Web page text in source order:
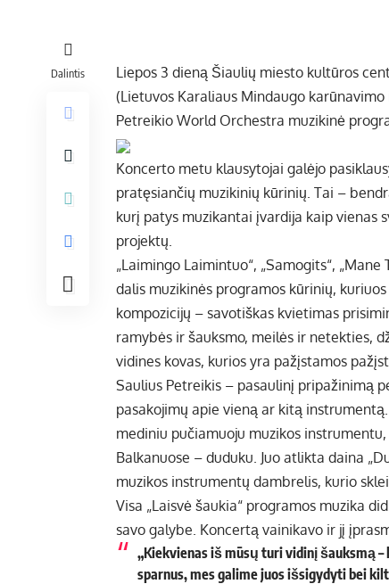
Dalintis
Liepos 3 dieną Šiaulių miesto kultūros
(Lietuvos Karaliaus Mindaugo
Petreikio World Orchestra muzikinė
Koncerto metu klausytojai galėjo
pratęsiančių muzikinių kūrinių. Tai –
kurį patys muzikantai įvardija kaip vienas
projektų.
„Laimingo Laimintuo“, „Samogits“,
dalis muzikinės programos kūrinių,
kompozicijų – savotiškas kvietimas
ramybės ir šauksmo, meilės ir netekties,
vidines kovas, kurios yra pažįstamos
Saulius Petreikis – pasaulinį pripažinimą
pasakojimų apie vieną ar kitą
mediniu pučiamuoju muzikos
Balkanuose – duduku. Juo atlikta daina
muzikos instrumentų dambrelis, kurio
Visa „Laisvė šaukia“ programos muzika
savo galybe. Koncertą vainikavo ir jį
„Kiekvienas iš mūsų turi vidinį šauksmą
sparnus, mes galime juos išsigydyti bei